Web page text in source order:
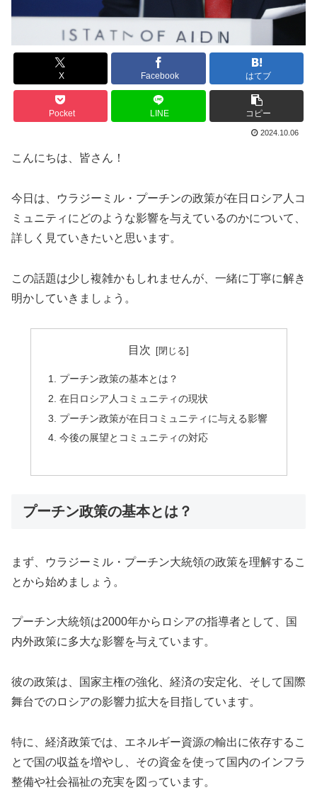
X Facebook はてブ
Pocket LINE コピー
2024.10.06
こんにちは、皆さん！
今日は、ウラジーミル・プーチンの政策が在日ロシア人コ
ミュニティにどのような影響を与えているのかについて、
詳しく見ていきたいと思います。
この話題は少し複雑かもしれませんが、一緒に丁寧に解き
明かしていきましょう。
目次
プーチン政策の基本とは？
在日ロシア人コミュニティの現状
プーチン政策が在日コミュニティに与える影響
今後の展望とコミュニティの対応
プーチン政策の基本とは？
まず、ウラジーミル・プーチン大統領の政策を理解するこ
とから始めましょう。
プーチン大統領は2000年からロシアの指導者として、国
内外政策に多大な影響を与えています。
彼の政策は、国家主権の強化、経済の安定化、そして国際
舞台でのロシアの影響力拡大を目指しています。
特に、経済政策では、エネルギー資源の輸出に依存するこ
とで国の収益を増やし、その資金を使って国内のインフラ
整備や社会福祉の充実を図っています。